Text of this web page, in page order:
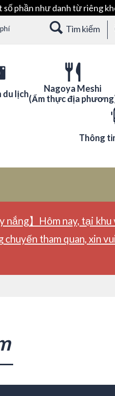
số phần như danh từ riêng
Tìm kiếm
du lịch
Nagoya Meshi
(Ẩm thực địa
Thông
nắng】Hôm nay, tại
tham quan, xin